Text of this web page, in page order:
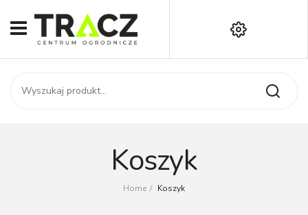
START
SKLEP
Kontakt
Koszyk
Home / Koszyk